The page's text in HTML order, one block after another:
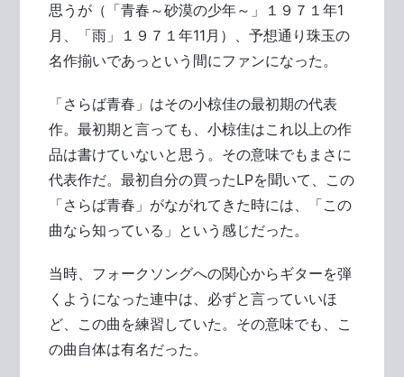
思うが（「青春～砂漠の少年～」１９７１年1
月、「雨」１９７１年11月）、予想通り珠玉の
名作揃いであっという間にファンになった。
「さらば青春」はその小椋佳の最初期の代表
作。最初期と言っても、小椋佳はこれ以上の作
品は書けていないと思う。その意味でもまさに
代表作だ。最初自分の買ったLPを聞いて、この
「さらば青春」がながれてきた時には、「この
曲なら知っている」という感じだった。
当時、フォークソングへの関心からギターを弾
くようになった連中は、必ずと言っていいほ
ど、この曲を練習していた。その意味でも、こ
の曲自体は有名だった。